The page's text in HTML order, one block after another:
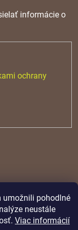
umožnili pohodlné
neustále
Viac informácií
informácie o
ochrany